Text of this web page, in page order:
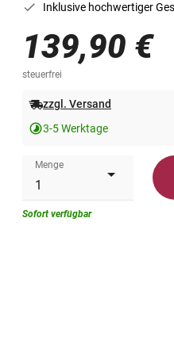
Inklusive hochwertiger
139,90 €
steuerfrei
zzgl. Versand
3-5 Werktage
Menge
Sofort verfügbar